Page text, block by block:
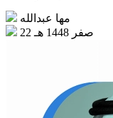
مها عبدالله
22 صفر 1448 هـ